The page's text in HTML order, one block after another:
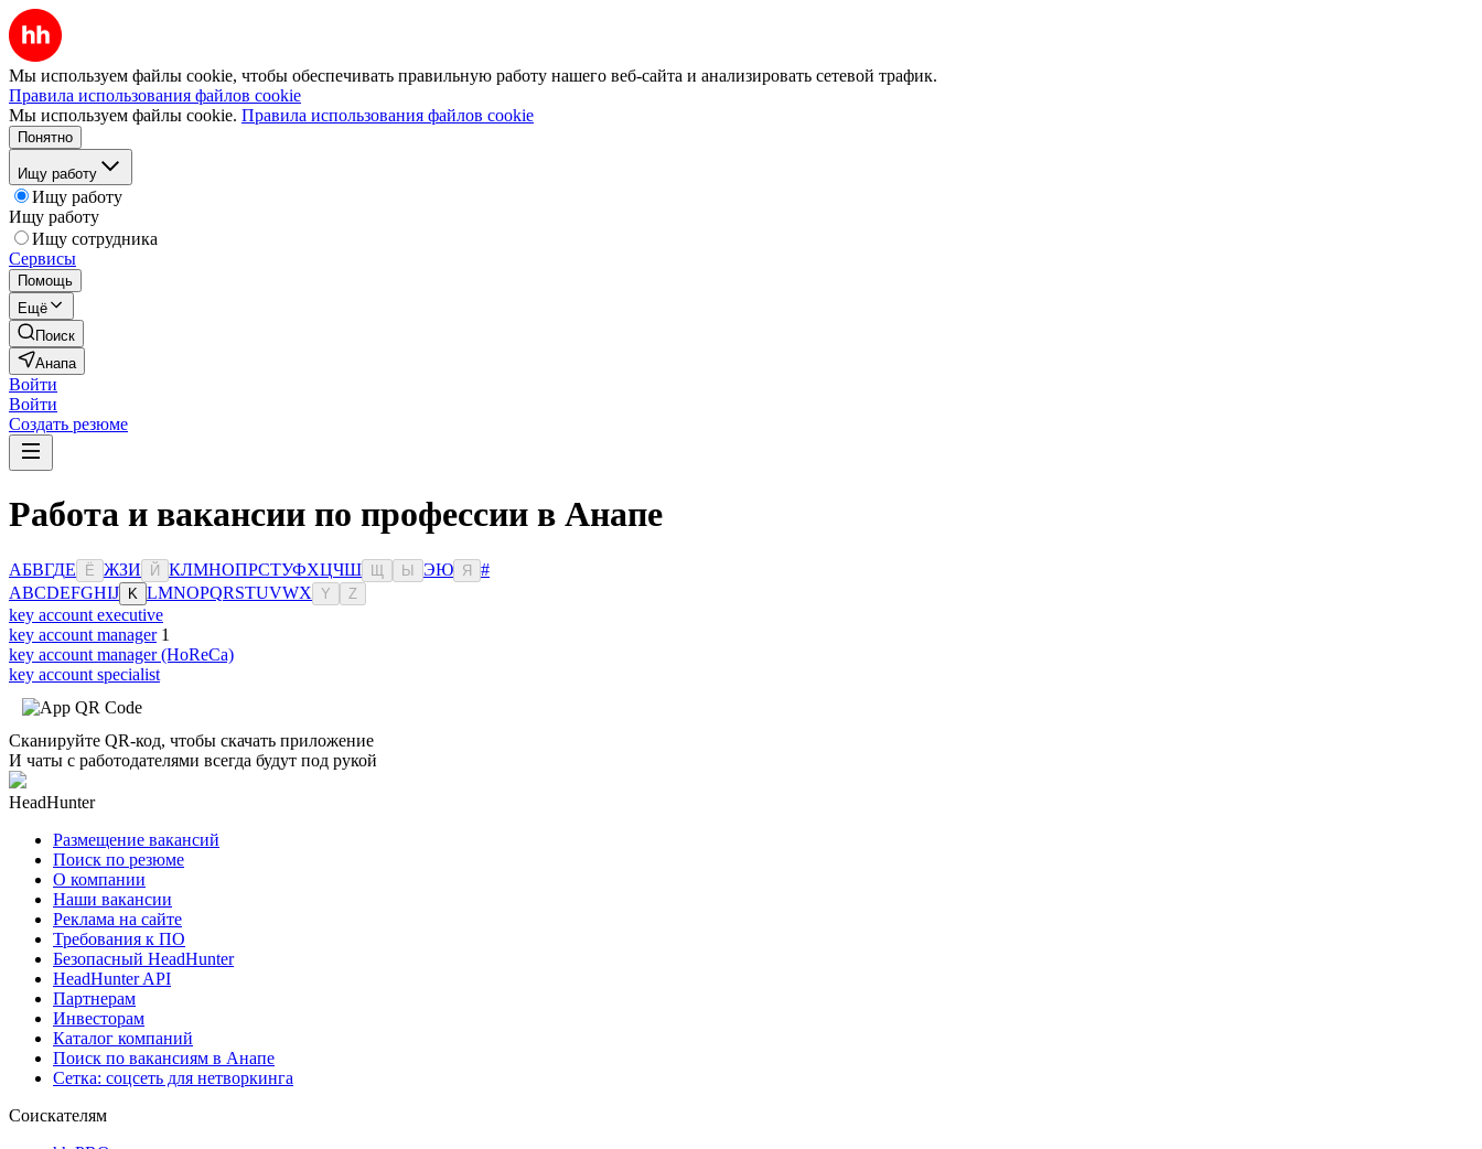
Мы используем файлы cookie, чтобы обеспечивать правильную работу нашего веб-сайта и анализировать сетевой трафик.
Правила использования файлов cookie
Мы используем файлы cookie. Правила использования файлов cookie
Понятно
Ищу работу
Ищу работу
Ищу работу
Ищу сотрудника
Сервисы
Помощь
Ещё
Поиск
Анапа
Войти
Войти
Создать резюме
Работа и вакансии по профессии в Анапе
АБВГДЕ Ё ЖЗИ Й КЛМНОПРСТУФХЦЧШ Ы ЭЮ Я
#
ABCDEFGHIJ K LMNOPQRSTUVWX Y Z
key account executive
key account manager 1
key account manager (HoReCa)
key account specialist
Сканируйте QR-код, чтобы скачать приложение
И чаты с работодателями всегда будут под рукой
HeadHunter
Размещение вакансий
Поиск по резюме
О компании
Наши вакансии
Реклама на сайте
Требования к ПО
Безопасный HeadHunter
HeadHunter API
Партнерам
Инвесторам
Каталог компаний
Поиск по вакансиям в Анапе
Сетка: соцсеть для нетворкинга
Соискателям